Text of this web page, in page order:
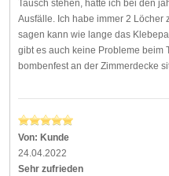
Tausch stehen, hatte ich bei den
Ausfälle. Ich habe immer 2 Löcher
sagen kann wie lange das
gibt es auch keine Probleme beim
bombenfest an der Zimmerdecke
Von: Kunde
24.04.2022
Sehr zufrieden